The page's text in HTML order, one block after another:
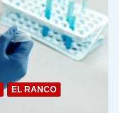
EL RANCO